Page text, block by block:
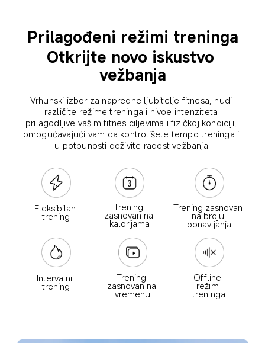
Prilagođeni režimi treninga
Otkrijte novo iskustvo
vežbanja
Vrhunski izbor za napredne ljubitelje fitnesa, nudi
različite režime treninga i nivoe intenziteta
prilagodljive vašim fitnes ciljevima i fizičkoj kondiciji,
omogućavajući vam da kontrolišete tempo treninga i
u potpunosti doživite radost vežbanja.
Fleksibilan
trening
Trening
zasnovan na
kalorijama
Trening zasnovan
na broju
ponavljanja
Intervalni
trening
Trening
zasnovan na
vremenu
Offline
režim
treninga